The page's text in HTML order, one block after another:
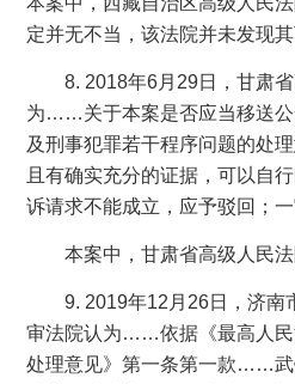
定并无不当，该法院并未发现其
8. 2018年6月 29日，甘肃
为……关于本案是否应当移送公
及刑事犯罪若干程序问题的处
且有确实充分的证据，可以自
诉请求不能成立，应予驳回；
本案中，甘肃省高级人民
9. 2019年12 月 26日，济南
审法院认为……依据《最高人民
处理意见》第一条第一款……武